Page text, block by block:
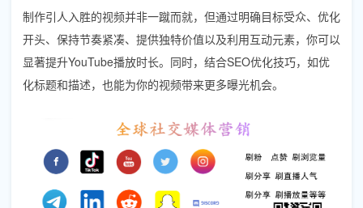
制作引人入胜的视频并非一蹴而就，但通过明确目标受众、优化
开头、保持节奏紧凑、提供独特价值以及利用互动元素，你可以
显著提升YouTube播放时长。同时，结合SEO优化技巧，如优
化标题和描述，也能为你的视频带来更多曝光机会。